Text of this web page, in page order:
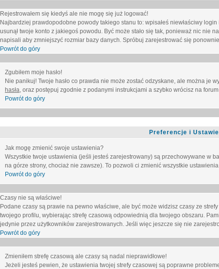
Rejestrowałem się kiedyś ale nie mogę się już logować!
Najbardziej prawdopodobne powody takiego stanu to: wpisałeś niewłaściwy
usunął twoje konto z jakiegoś powodu. Być może stało się tak, ponieważ nic nie
napisali aby zmniejszyć rozmiar bazy danych. Spróbuj zarejestrować się
Powrót do góry
Zgubiłem moje hasło!
Nie panikuj! Twoje hasło co prawda nie może zostać odzyskane, ale można je
hasła, oraz postępuj zgodnie z podanymi instrukcjami a szybko wrócisz na forum
Powrót do góry
Preferencje i
Jak mogę zmienić swoje ustawienia?
Wszystkie twoje ustawienia (jeśli jesteś zarejestrowany) są przechowywane w
na górze strony, chociaż nie zawsze). To pozwoli ci zmienić wszystkie
Powrót do góry
Czasy nie są właściwe!
Podane czasy są prawie na pewno właściwe, ale być może widzisz czasy ze
twojego profilu, wybierając strefę czasową odpowiednią dla twojego obszaru.
jedynie przez użytkowników zarejestrowanych. Jeśli więc jeszcze się nie
Powrót do góry
Zmieniłem strefę czasową ale czasy są nadal nieprawidłowe!
Jeżeli jesteś pewien, że ustawienia twojej strefy czasowej są poprawne